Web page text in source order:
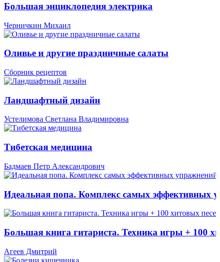
Большая энциклопедия электрика
Черничкин Михаил
Оливье и другие праздничные салаты
Сборник рецептов
Ландшафтный дизайн
Устелимова Светлана Владимировна
Тибетская медицина
Бадмаев Петр Александрович
Идеальная попа. Комплекс самых эффективных
Большая книга гитариста. Техника игры + 100
Агеев Дмитрий